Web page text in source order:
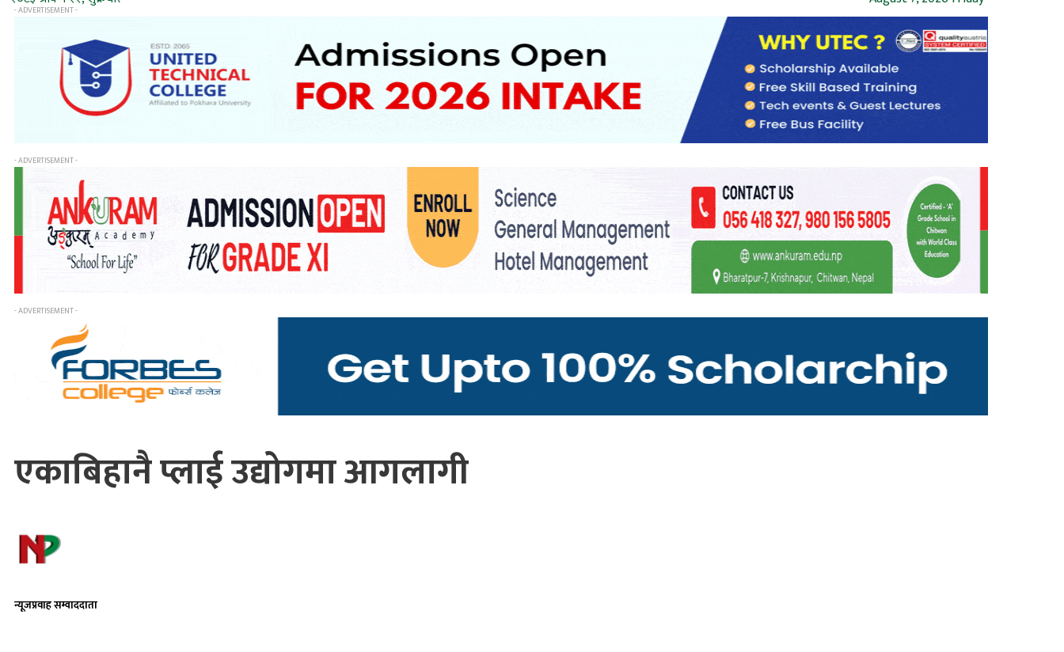
- ADVERTISEMENT -
- ADVERTISEMENT -
- ADVERTISEMENT -
एकाबिहानै प्लाई उद्योगमा आगलागी
न्यूजप्रवाह सम्वाददाता